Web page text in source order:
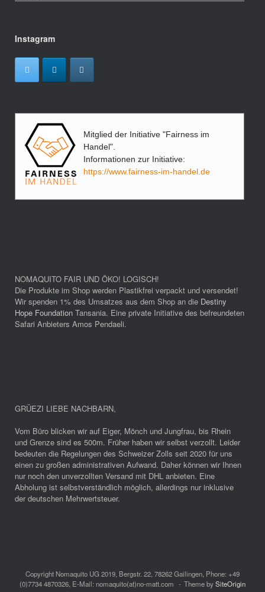
Instagram
Mitglied der Initiative "Fairness im
Handel".
Informationen zur Initiative:
https://www.fairness-im-handel.de
NOMAQUITO FAIR UND ÖKO! LOGISCH!
Die Produkte im Shop werden Plastikfrei verpackt und versendet!
Wir spenden 1% des Umsatzes aus dem Shop an die Destiny
Hope Foundation Tansania. Eine private Initiative des befreundeten
Safari Anbieters Amos Pendaeli.
GRÜEZI LIEBE NACHBARN,
Vom Büro blicken wir auf Eiger, Mönch und Jungfrau, bis Rhein
und Grenze sind es 500m. Früher haben wir selbst verzollt. Leider
bedeuten die Regelungen des Schweizer Zolls seit 2020 für uns
einen zu großen administrativen Aufwand. Daher können wir Ihnen
nur noch den unverzollten Versand mit DHL anbieten. Eine
Abholung ist selbstverständlich möglich, allerdings nur inklusive
der deutschen Mehrwertsteuer.
Copyright Nomaquito UG 2019, Bergstr. 22, 78262 Gailingen, Phone: +49
(0)7734 4870326, E-Mail: nomaquito(at)no-matt.com
Theme bySiteOrigin